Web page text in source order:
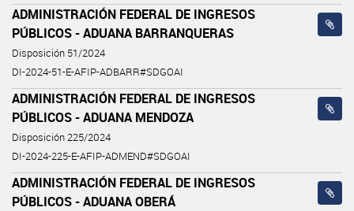
ADMINISTRACIÓN FEDERAL DE INGRESOS
PÚBLICOS - ADUANA BARRANQUERAS
Disposición 51/2024
DI-2024-51-E-AFIP-ADBARR#SDGOAI
ADMINISTRACIÓN FEDERAL DE INGRESOS
PÚBLICOS - ADUANA MENDOZA
Disposición 225/2024
DI-2024-225-E-AFIP-ADMEND#SDGOAI
ADMINISTRACIÓN FEDERAL DE INGRESOS
PÚBLICOS - ADUANA OBERÁ